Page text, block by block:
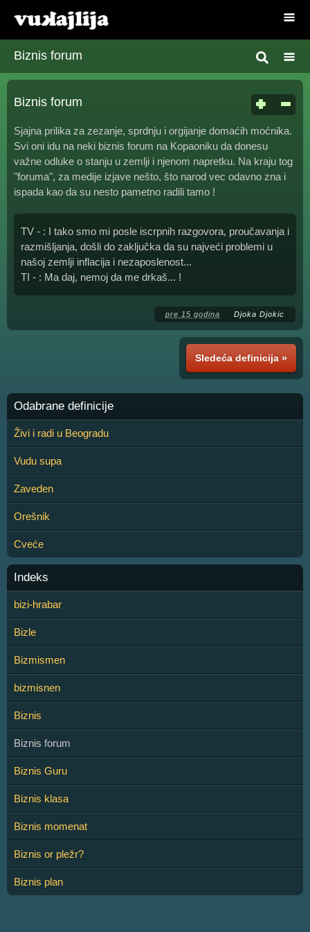
Biznis forum
Biznis forum
Sjajna prilika za zezanje, sprdnju i orgijanje domaćih moćnika.
Svi oni idu na neki biznis forum na Kopaoniku da donesu
važne odluke o stanju u zemlji i njenom napretku. Na kraju tog
"foruma", za medije izjave nešto, što narod vec odavno zna i
ispada kao da su nesto pametno radili tamo !
TV - : I tako smo mi posle iscrpnih razgovora, proučavanja i
razmišljanja, došli do zaključka da su najveći problemi u
našoj zemlji inflacija i nezaposlenost...
TI - : Ma daj, nemoj da me drkaš... !
pre 15 godina Djoka Djokic
Sledeća definicija »
Odabrane definicije
Živi i radi u Beogradu
Vudu supa
Zaveden
Orešnik
Cveće
Indeks
bizi-hrabar
Bizle
Bizmismen
bizmisnen
Biznis
Biznis forum
Biznis Guru
Biznis klasa
Biznis momenat
Biznis or pležr?
Biznis plan